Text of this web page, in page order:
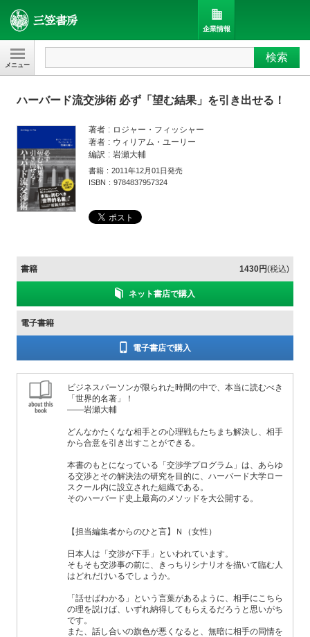
三笠書房 検索
企業情報
ハーバード流交渉術 必ず「望む結果」を引き出せる！
著者
ロジャー・フィッシャー
著者
ウィリアム・ユーリー
編訳
岩瀬大輔
書籍
2011年12月01日発売
ISBN
9784837957324
書籍 1430円(税込)
ネット書店で購入
電子書籍
電子書店で購入
ビジネスパーソンが限られた時間の中で、本当に読むべき
「世界的名著」！
——岩瀬大輔
どんなかたくなな相手との心理戦もたちまち解決し、相手
から合意を引き出すことができる。
本書のもとになっている「交渉学プログラム」は、あらゆ
る交渉とその解決法の研究を目的に、ハーバード大学ロー
スクール内に設立された組織である。
そのハーバード史上最高のメソッドを大公開する。
【担当編集者からのひと言】Ｎ（女性）
日本人は「交渉が下手」といわれています。
そもそも交渉事の前に、きっちりシナリオを描いて臨む人
はどれだけいるでしょうか。
「話せばわかる」という言葉があるように、相手にこちら
の理を説けば、いずれ納得してもらえるだろうと思いがち
です。
また、話し合いの旗色が悪くなると、無暗に相手の同情を